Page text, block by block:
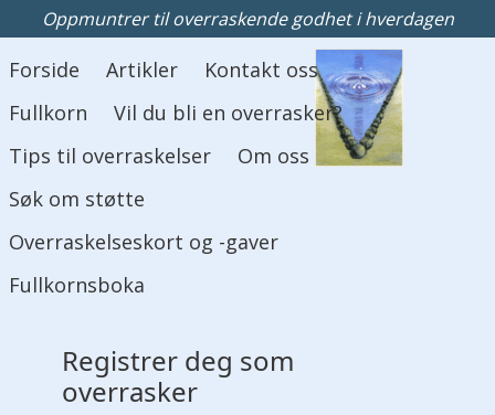
Oppmuntrer til overraskende godhet i hverdagen
Hovedmeny
Forside Artikler
Kontakt oss
Fullkorn
Vil du bli en overrasker?
Tips til overraskelser
Om oss
Søk om støtte
Overraskelseskort og -gaver
Fullkornsboka
Registrer deg som
overrasker